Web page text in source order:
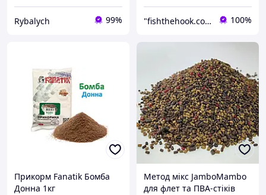
Rybalych 99% "fishthehook.com.ua" Інтернет - магазин все для риболовлі 100%
Прикорм Fanatik Бомба
Донна 1кг
Метод мікс JamboMambo
для флет та ПВА-стіків